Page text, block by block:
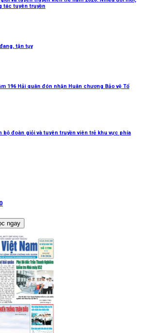
tác tuyên truyền
tận tụy
196 Hải quân đón nhận Huân chương Bảo vệ Tổ
bộ đoàn giỏi và tuyên truyền viên trẻ khu vực phía
ngay